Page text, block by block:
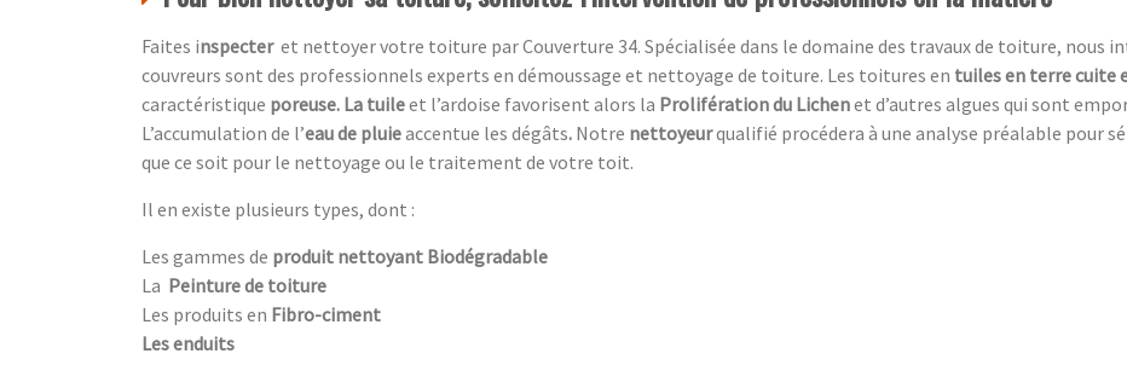
Faites inspecter et nettoyer votre toiture parCouverture 34. Spécialisée dans le domaine des travaux de toiture, nous
couvreurs sont des professionnels experts en démoussage et nettoyage de toiture. Les toitures en tuiles en terre cuite
caractéristique poreuse. La tuileet l’ardoise favorisent alors la Prolifération du Lichenet d’autres algues qui sont
L’accumulation de l’eau de pluieaccentue les dégâts. Notre nettoyeurqualifié procédera à une analyse préalable pour
que ce soit pour le nettoyage ou le traitement de votre toit.
Il en existe plusieurs types, dont :
Les gammes de produit nettoyant Biodégradable
La Peinture de toiture
Les produits en Fibro-ciment
Les enduits